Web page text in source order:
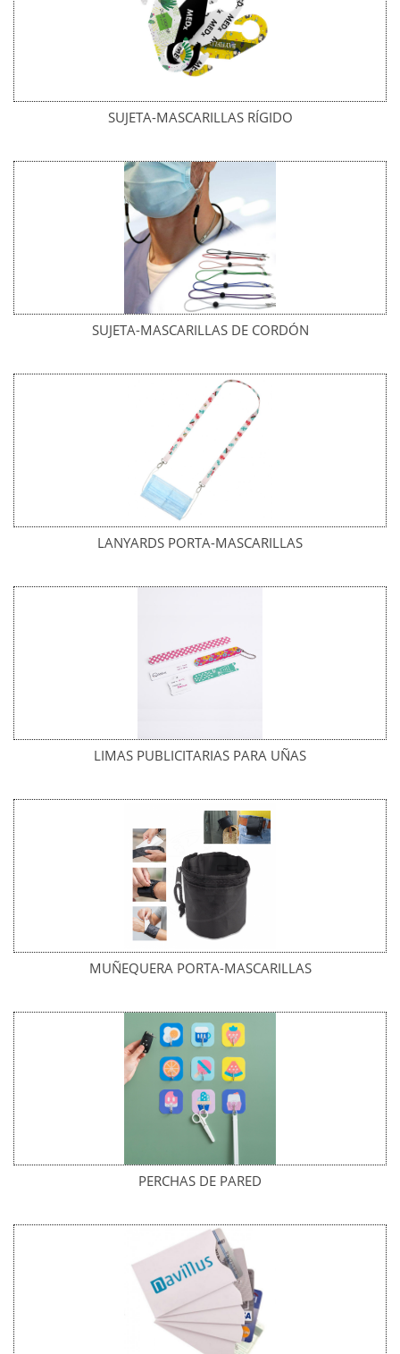
SUJETA-MASCARILLAS RÍGIDO
SUJETA-MASCARILLAS DE CORDÓN
LANYARDS PORTA-MASCARILLAS
LIMAS PUBLICITARIAS PARA UÑAS
MUÑEQUERA PORTA-MASCARILLAS
PERCHAS DE PARED